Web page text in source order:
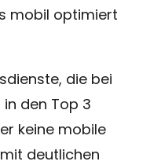
mobil optimiert
die bei
den Top 3
keine mobile
deutlichen